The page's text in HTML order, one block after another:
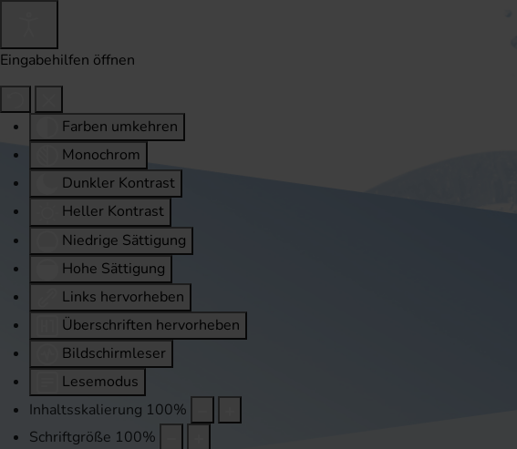
Eingabehilfen öffnen
Farben umkehren
Monochrom
Dunkler Kontrast
Heller Kontrast
Niedrige Sättigung
Hohe Sättigung
Links hervorheben
Überschriften hervorheben
Bildschirmleser
Lesemodus
Inhaltsskalierung 100%
Schriftgröße 100%